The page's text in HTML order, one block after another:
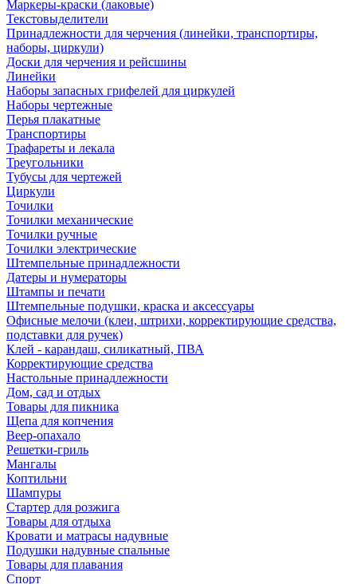
Маркеры-краски (лаковые)
Текстовыделители
Принадлежности для черчения (линейки, транспортиры,
наборы, циркули)
Доски для черчения и рейсшины
Линейки
Наборы запасных грифелей для циркулей
Наборы чертежные
Перья плакатные
Транспортиры
Трафареты и лекала
Треугольники
Тубусы для чертежей
Циркули
Точилки
Точилки механические
Точилки ручные
Точилки электрические
Штемпельные принадлежности
Датеры и нумераторы
Штампы и печати
Штемпельные подушки, краска и аксессуары
Офисные мелочи (клеи, штрихи, корректирующие средства,
подставки для ручек)
Клей - карандаш, силикатный, ПВА
Корректирующие средства
Настольные принадлежности
Дом, сад и отдых
Товары для пикника
Щепа для копчения
Веер-опахало
Решетки-гриль
Мангалы
Коптильни
Шампуры
Стартер для розжига
Товары для отдыха
Кровати и матрасы надувные
Подушки надувные спальные
Товары для плавания
Спорт